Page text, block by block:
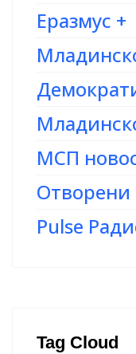
Еразмус +
МСП
Pulse
Tag Cloud